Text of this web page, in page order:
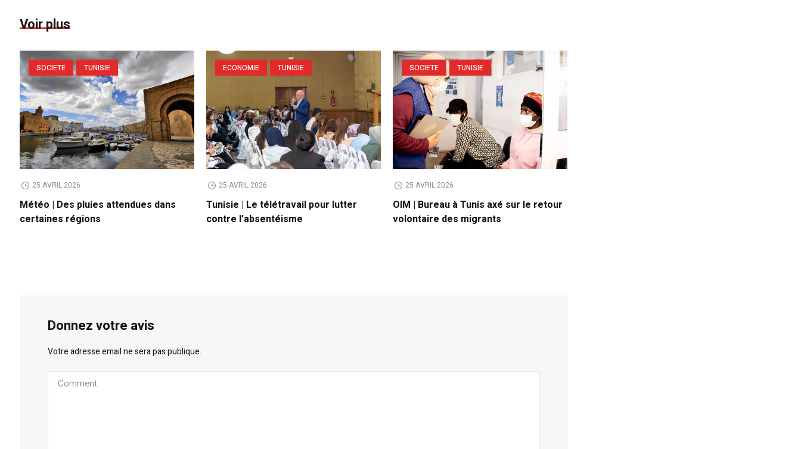
Voir plus
SOCIETE TUNISIE
25 AVRIL 2026
Météo | Des pluies attendues dans
certaines régions
ECONOMIE TUNISIE
25 AVRIL 2026
Tunisie | Le télétravail pour lutter
contre l’absentéisme
SOCIETE TUNISIE
25 AVRIL 2026
OIM | Bureau à Tunis axé sur le retour
volontaire des migrants
Donnez votre avis
Votre adresse email ne sera pas publique.